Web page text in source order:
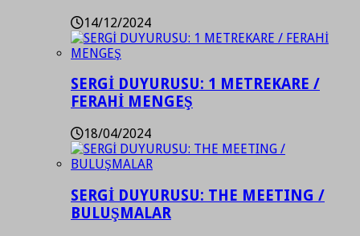
14/12/2024
SERGİ DUYURUSU: 1 METREKARE /
FERAHİ MENGEŞ
18/04/2024
SERGİ DUYURUSU: THE MEETING /
BULUŞMALAR